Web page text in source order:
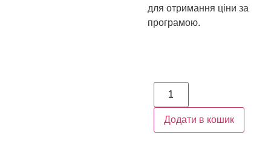
для отримання ціни за
програмою.
Додати в кошик